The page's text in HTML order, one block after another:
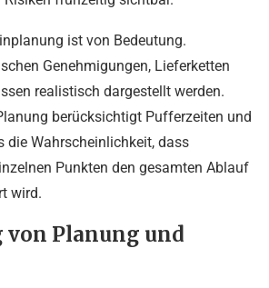
ist von Bedeutung.
Genehmigungen, Lieferketten
realistisch dargestellt werden.
berücksichtigt Pufferzeiten und
die Wahrscheinlichkeit, dass
Punkten den gesamten Ablauf
wird.
von Planung und